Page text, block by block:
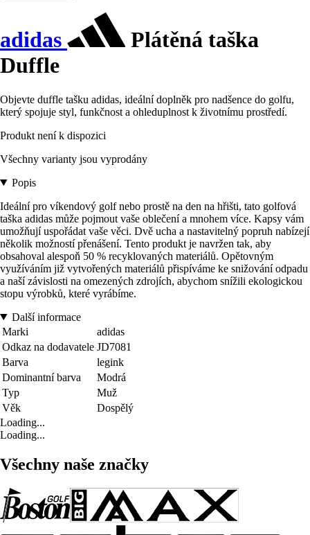
adidas
Plátěná taška
Duffle
Objevte duffle tašku adidas, ideální doplněk pro nadšence do golfu,
který spojuje styl, funkčnost a ohleduplnost k životnímu prostředí.
Produkt není k dispozici
Všechny varianty jsou vyprodány
Popis
Ideální pro víkendový golf nebo prostě na den na hřišti, tato golfová
taška adidas může pojmout vaše oblečení a mnohem více. Kapsy vám
umožňují uspořádat vaše věci. Dvě ucha a nastavitelný popruh nabízejí
několik možností přenášení. Tento produkt je navržen tak, aby
obsahoval alespoň 50 % recyklovaných materiálů. Opětovným
využíváním již vytvořených materiálů přispíváme ke snižování odpadu
a naší závislosti na omezených zdrojích, abychom snížili ekologickou
stopu výrobků, které vyrábíme.
Další informace
Marki
adidas
Odkaz na dodavatele JD7081
Barva
legink
Dominantní barva
Modrá
Typ
Muž
Věk
Dospělý
Loading...
Loading...
Všechny naše značky